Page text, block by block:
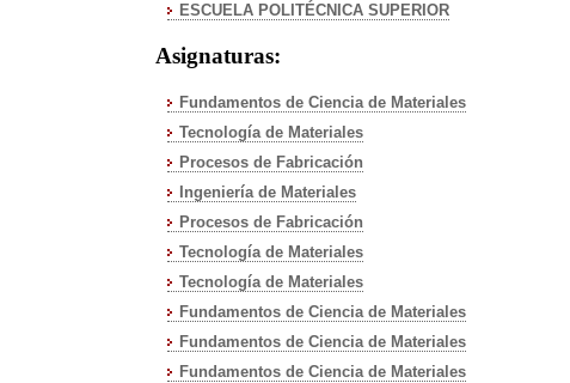
ESCUELA POLITÉCNICA SUPERIOR
Asignaturas:
Fundamentos de Ciencia de Materiales
Tecnología de Materiales
Procesos de Fabricación
Ingeniería de Materiales
Procesos de Fabricación
Tecnología de Materiales
Tecnología de Materiales
Fundamentos de Ciencia de Materiales
Fundamentos de Ciencia de Materiales
Fundamentos de Ciencia de Materiales